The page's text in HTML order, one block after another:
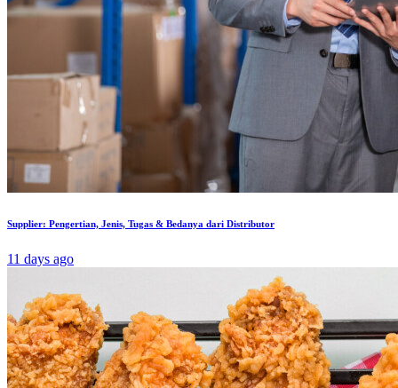
Supplier: Pengertian, Jenis, Tugas & Bedanya dari Distributor
11 days ago